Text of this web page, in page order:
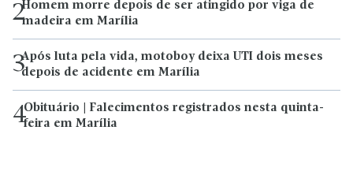
2Homem morre depois de ser atingido por viga de
madeira em Marília
3Após luta pela vida, motoboy deixa UTI dois meses
depois de acidente em Marília
4Obituário | Falecimentos registrados nesta quinta-
feira em Marília